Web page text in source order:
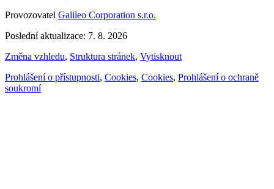
Provozovatel Galileo Corporation s.r.o.
Poslední aktualizace: 7. 8. 2026
Změna vzhledu, Struktura stránek, Vytisknout
Prohlášení o přístupnosti, Cookies, Cookies, Prohlášení o ochraně
soukromí